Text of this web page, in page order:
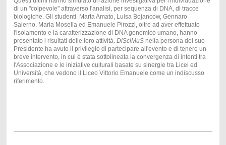
di un "colpevole" attraverso l'analisi, per sequenza di DNA, di tracce
biologiche. Gli studenti Marta Amato, Luisa Bojancow, Gennaro
Salerno, Maria Mosella ed Emanuele Pirozzi, oltre ad aver effettuato
l'isolamento e la caratterizzazione di DNA genomico umano, hanno
presentato i risultati delle loro attività. DiSciMuSnella persona del suo
Presidente ha avuto il privilegio di partecipare all'evento e di tenere un
breve intervento, in cui è stata sottolineata la convergenza di intenti tra
l'Associazione e le iniziative culturali basate su sinergie tra Licei ed
Università, che vedono il Liceo Vittorio Emanuele come un indiscusso
riferimento.